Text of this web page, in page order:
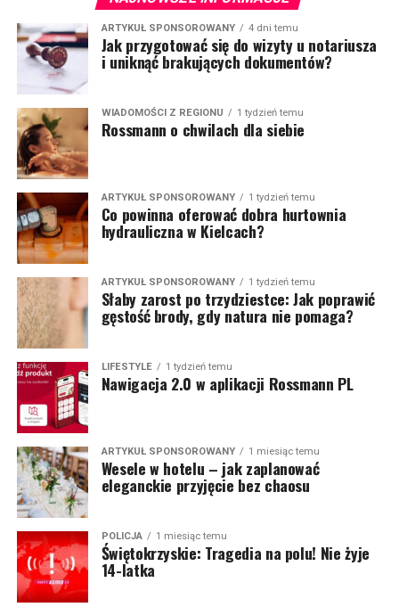
ARTYKUŁ SPONSOROWANY 4 dni temu
Jak przygotować się do wizyty u notariusza
i uniknąć brakujących dokumentów?
WIADOMOŚCI Z REGIONU 1 tydzień temu
Rossmann o chwilach dla siebie
ARTYKUŁ SPONSOROWANY 1 tydzień temu
Co powinna oferować dobra hurtownia
hydrauliczna w Kielcach?
ARTYKUŁ SPONSOROWANY 1 tydzień temu
Słaby zarost po trzydziestce: Jak poprawić
gęstość brody, gdy natura nie pomaga?
LIFESTYLE 1 tydzień temu
Nawigacja 2.0 w aplikacji Rossmann PL
ARTYKUŁ SPONSOROWANY 1 miesiąc temu
Wesele w hotelu – jak zaplanować
eleganckie przyjęcie bez chaosu
POLICJA 1 miesiąc temu
Świętokrzyskie: Tragedia na polu! Nie żyje
14-latka